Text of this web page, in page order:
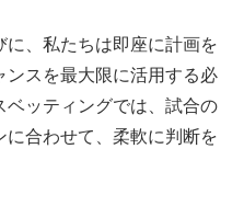
、私たちは即座に計画を
スを最大限に活用する必
ッティングでは、試合の
合わせて、柔軟に判断を